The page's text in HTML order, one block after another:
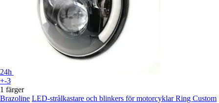
24h
+-3
1 färger
Brazoline LED-strålkastare och blinkers för motorcyklar Ring Custom